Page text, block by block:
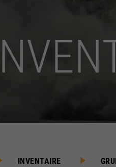
INVENTAIRE